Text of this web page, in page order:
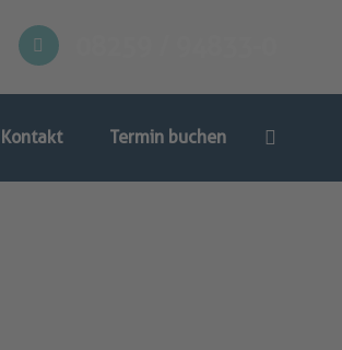
Kontakt Termin buchen